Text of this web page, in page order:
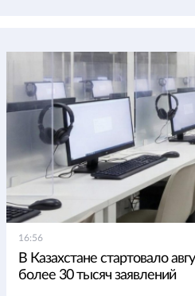
16:56
В Казахстане стартовало
более 30 тысяч заявлений